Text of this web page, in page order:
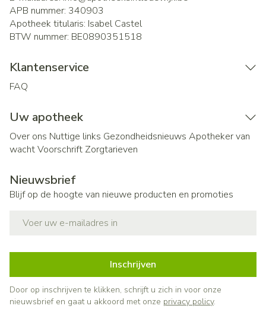
APB nummer: 340903
Apotheek titularis: Isabel Castel
BTW nummer: BE0890351518
Klantenservice
FAQ
Uw apotheek
Over ons Nuttige links Gezondheidsnieuws Apotheker van
wachtVoorschrift Zorgtarieven
Nieuwsbrief
Blijf op de hoogte van nieuwe producten en promoties
Inschrijven
Door op inschrijven te klikken, schrijft u zich in voor onze
nieuwsbrief en gaat u akkoord met onze privacy policy.